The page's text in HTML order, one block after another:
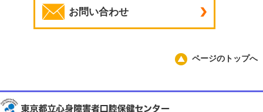
お問い合わせ
ページのトップへ